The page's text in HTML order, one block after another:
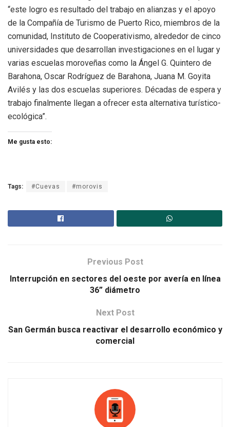
“este logro es resultado del trabajo en alianzas y el apoyo
de la Compañía de Turismo de Puerto Rico, miembros de la
comunidad, Instituto de Cooperativismo, alrededor de cinco
universidades que desarrollan investigaciones en el lugar y
varias escuelas moroveñas como la Ángel G. Quintero de
Barahona, Oscar Rodríguez de Barahona, Juana M. Goyita
Avilés y las dos escuelas superiores. Décadas de espera y
trabajo finalmente llegan a ofrecer esta alternativa turístico-
ecológica”.
Me gusta esto:
Tags: #Cuevas #morovis
Previous Post
Interrupción en sectores del oeste por avería en línea
36” diámetro
Next Post
San Germán busca reactivar el desarrollo económico y
comercial